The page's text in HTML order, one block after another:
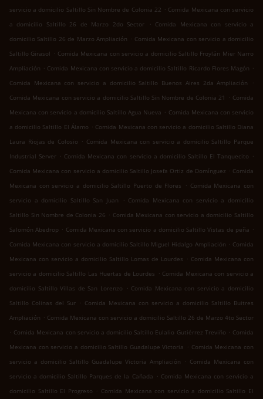
servicio a domicilio Saltillo Sin Nombre de Colonia 22 . Comida Mexicana con servicio
a domicilio Saltillo 26 de Marzo 2do Sector
. Comida Mexicana con servicio a
domicilio Saltillo 26 de Marzo Ampliación . Comida Mexicana con servicio a domicilio
Saltillo Girasol . Comida Mexicana con servicio a domicilio Saltillo Froylán Mier Narro
Ampliación . Comida Mexicana con servicio a domicilio Saltillo Ricardo Flores Magón .
Comida Mexicana con servicio a domicilio Saltillo Buenos Aires 2da Ampliación
.
Comida Mexicana con servicio a domicilio Saltillo Sin Nombre de Colonia 21
. Comida
Mexicana con servicio a domicilio Saltillo Agua Nueva . Comida Mexicana con servicio
a domicilio Saltillo El Álamo . Comida Mexicana con servicio a domicilio Saltillo Diana
Laura Riojas de Colosio . Comida Mexicana con servicio a domicilio Saltillo Parque
Industrial Server . Comida Mexicana con servicio a domicilio Saltillo El Tanquecito .
Comida Mexicana con servicio a domicilio Saltillo Josefa Ortiz de Domínguez . Comida
Mexicana con servicio a domicilio Saltillo Puerto de Flores
. Comida Mexicana con
servicio a domicilio Saltillo San Juan
. Comida Mexicana con servicio a domicilio
Saltillo Sin Nombre de Colonia 26 . Comida Mexicana con servicio a domicilio Saltillo
Salomón Abedrop . Comida Mexicana con servicio a domicilio Saltillo Vistas de peña .
Comida Mexicana con servicio a domicilio Saltillo Miguel Hidalgo Ampliación . Comida
Mexicana con servicio a domicilio Saltillo Lomas de Lourdes . Comida Mexicana con
servicio a domicilio Saltillo Las Huertas de Lourdes . Comida Mexicana con servicio a
domicilio Saltillo Villas de San Lorenzo
. Comida Mexicana con servicio a domicilio
Saltillo Colinas del Sur . Comida Mexicana con servicio a domicilio Saltillo Buitres
Ampliación . Comida Mexicana con servicio a domicilio Saltillo 26 de Marzo 4to Sector
. Comida Mexicana con servicio a domicilio Saltillo Eulalio Gutiérrez Treviño . Comida
Mexicana con servicio a domicilio Saltillo Guadalupe Victoria . Comida Mexicana con
servicio a domicilio Saltillo Guadalupe Victoria Ampliación
. Comida Mexicana con
servicio a domicilio Saltillo Parques de la Cañada . Comida Mexicana con servicio a
domicilio Saltillo El Progreso . Comida Mexicana con servicio a domicilio Saltillo El